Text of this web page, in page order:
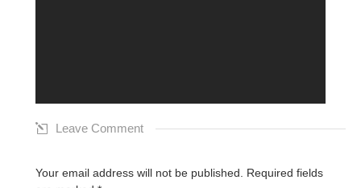
Leave Comment
Your email address will not be published. Required fields